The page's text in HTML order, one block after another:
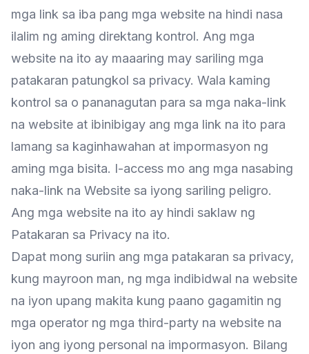
mga link sa iba pang mga website na hindi nasa
ilalim ng aming direktang kontrol. Ang mga
website na ito ay maaaring may sariling mga
patakaran patungkol sa privacy. Wala kaming
kontrol sa o pananagutan para sa mga naka-link
na website at ibinibigay ang mga link na ito para
lamang sa kaginhawahan at impormasyon ng
aming mga bisita. I-access mo ang mga nasabing
naka-link na Website sa iyong sariling peligro.
Ang mga website na ito ay hindi saklaw ng
Patakaran sa Privacy na ito.
Dapat mong suriin ang mga patakaran sa privacy,
kung mayroon man, ng mga indibidwal na website
na iyon upang makita kung paano gagamitin ng
mga operator ng mga third-party na website na
iyon ang iyong personal na impormasyon. Bilang